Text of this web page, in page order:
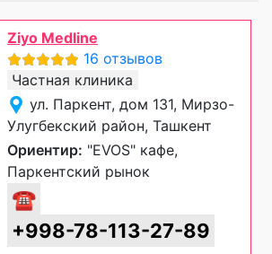
Ziyo Medline
16 отзывов
Частная клиника
ул. Паркент, дом 131, Мирзо-
Улугбекский район, Ташкент
Ориентир: "EVOS" кафе,
Паркентский рынок
☎
+998-78-113-27-89